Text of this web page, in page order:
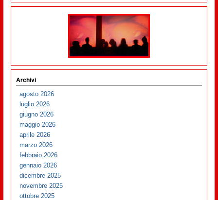
Archivi
agosto 2026
luglio 2026
giugno 2026
maggio 2026
aprile 2026
marzo 2026
febbraio 2026
gennaio 2026
dicembre 2025
novembre 2025
ottobre 2025